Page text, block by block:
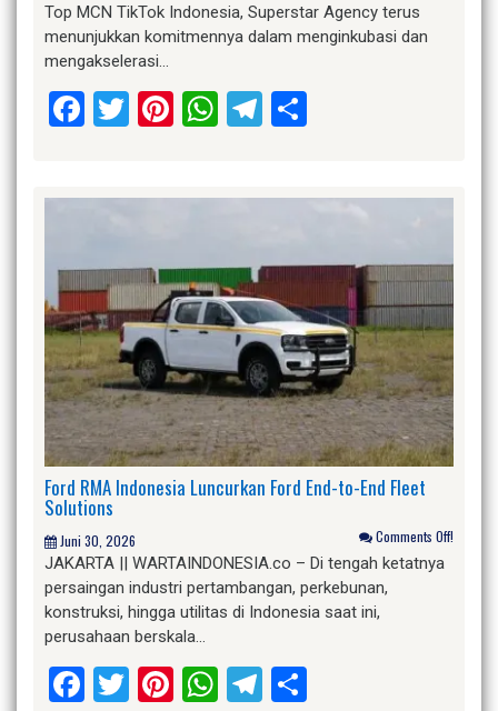
Top MCN TikTok Indonesia, Superstar Agency terus
menunjukkan komitmennya dalam menginkubasi dan
mengakselerasi…
Facebook
Twitter
Pinterest
WhatsApp
Telegram
Ford RMA Indonesia Luncurkan Ford End-to-End Fleet
Solutions
Juni 30, 2026 Comments Off!
JAKARTA || WARTAINDONESIA.co – Di tengah ketatnya
persaingan industri pertambangan, perkebunan,
konstruksi, hingga utilitas di Indonesia saat ini,
perusahaan berskala…
Facebook
Twitter
Pinterest
WhatsApp
Telegram